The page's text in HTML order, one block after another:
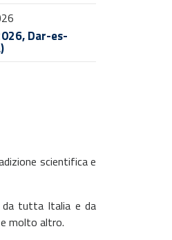
Dar-es-
scientifica e
da tutta Italia e da
molto altro.